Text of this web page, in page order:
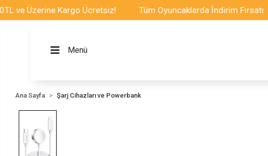
Üzerine Kargo Ücretsiz! Tüm Oyuncaklarda İndirim Fırsatı
Menü
Ana Sayfa Şarj Cihazları ve Powerbank